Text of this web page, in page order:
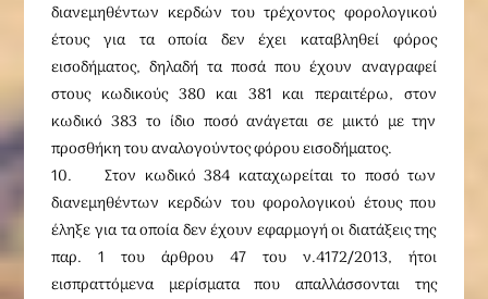
διανεμηθέντων κερδών του τρέχοντος φορολογικού
έτους για τα οποία δεν έχει καταβληθεί φόρος
εισοδήματος, δηλαδή τα ποσά που έχουν αναγραφεί
στους κωδικούς 380 και 381 και περαιτέρω, στον
κωδικό 383 το ίδιο ποσό ανάγεται σε μικτό με την
προσθήκη του αναλογούντος φόρου εισοδήματος.
10. Στον κωδικό 384 καταχωρείται το ποσό των
διανεμηθέντων κερδών του φορολογικού έτους που
έληξε για τα οποία δεν έχουν εφαρμογή οι διατάξεις της
παρ. 1 του άρθρου 47 του ν.4172/2013, ήτοι
εισπραττόμενα μερίσματα που απαλλάσσονται της